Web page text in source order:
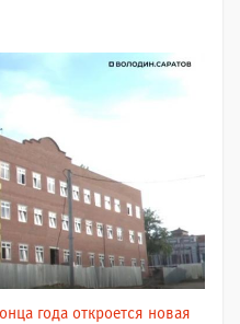
года откроется новая